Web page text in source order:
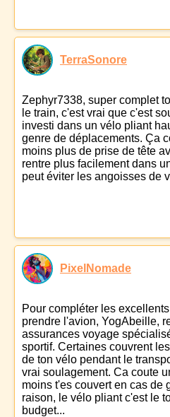
TerraSonore
Zephyr7338, super complet
le train, c'est vrai que c'est
investi dans un vélo pliant
genre de déplacements. Ça
moins plus de prise de tête
rentre plus facilement dans
peut éviter les angoisses de
PixelNomade
Pour compléter les
prendre l'avion, YogAbeille,
assurances voyage
sportif. Certaines couvrent
de ton vélo pendant le
vrai soulagement. Ca coute
moins t'es couvert en cas de
raison, le vélo pliant c'est le
budget...